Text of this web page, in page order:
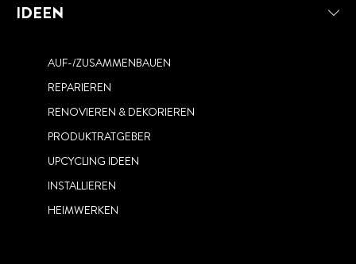
IDEEN
AUF-/ZUSAMMENBAUEN
REPARIEREN
RENOVIEREN & DEKORIEREN
PRODUKTRATGEBER
UPCYCLING IDEEN
INSTALLIEREN
HEIMWERKEN